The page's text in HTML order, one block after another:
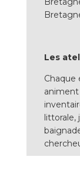
Les
Chaque
animent
littorale,